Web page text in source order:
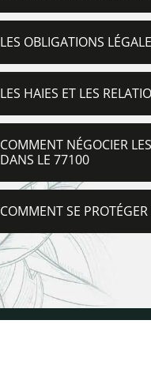
LES OBLIGATIONS
LES HAIES ET LES
COMMENT NÉGOCIER
DANS LE 77100
COMMENT SE